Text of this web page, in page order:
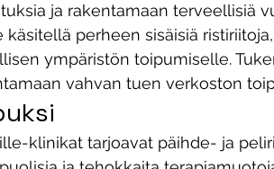
ja rakentamaan terveellisiä
käsitellä perheen sisäisiä
ympäristön toipumiselle.
vahvan tuen verkoston
klinikat tarjoavat päihde- ja